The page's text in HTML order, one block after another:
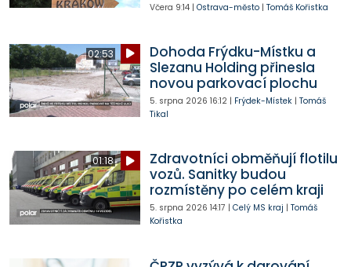
Včera 9:14| Ostrava-město| Tomáš Kořistka
02:53
Dohoda Frýdku-Místku a
Slezanu Holding přinesla
novou parkovací plochu
5. srpna 2026 16:12| Frýdek-Místek| Tomáš
Tikal
01:18
Zdravotníci obměňují flotilu
vozů. Sanitky budou
rozmístěny po celém kraji
5. srpna 2026 14:17 | Celý MS kraj | Tomáš
Kořistka